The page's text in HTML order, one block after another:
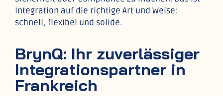
Integration auf die richtige Art und Weise:
schnell, flexibel und solide.
BrynQ: Ihr zuverlässiger
Integrationspartner in
Frankreich